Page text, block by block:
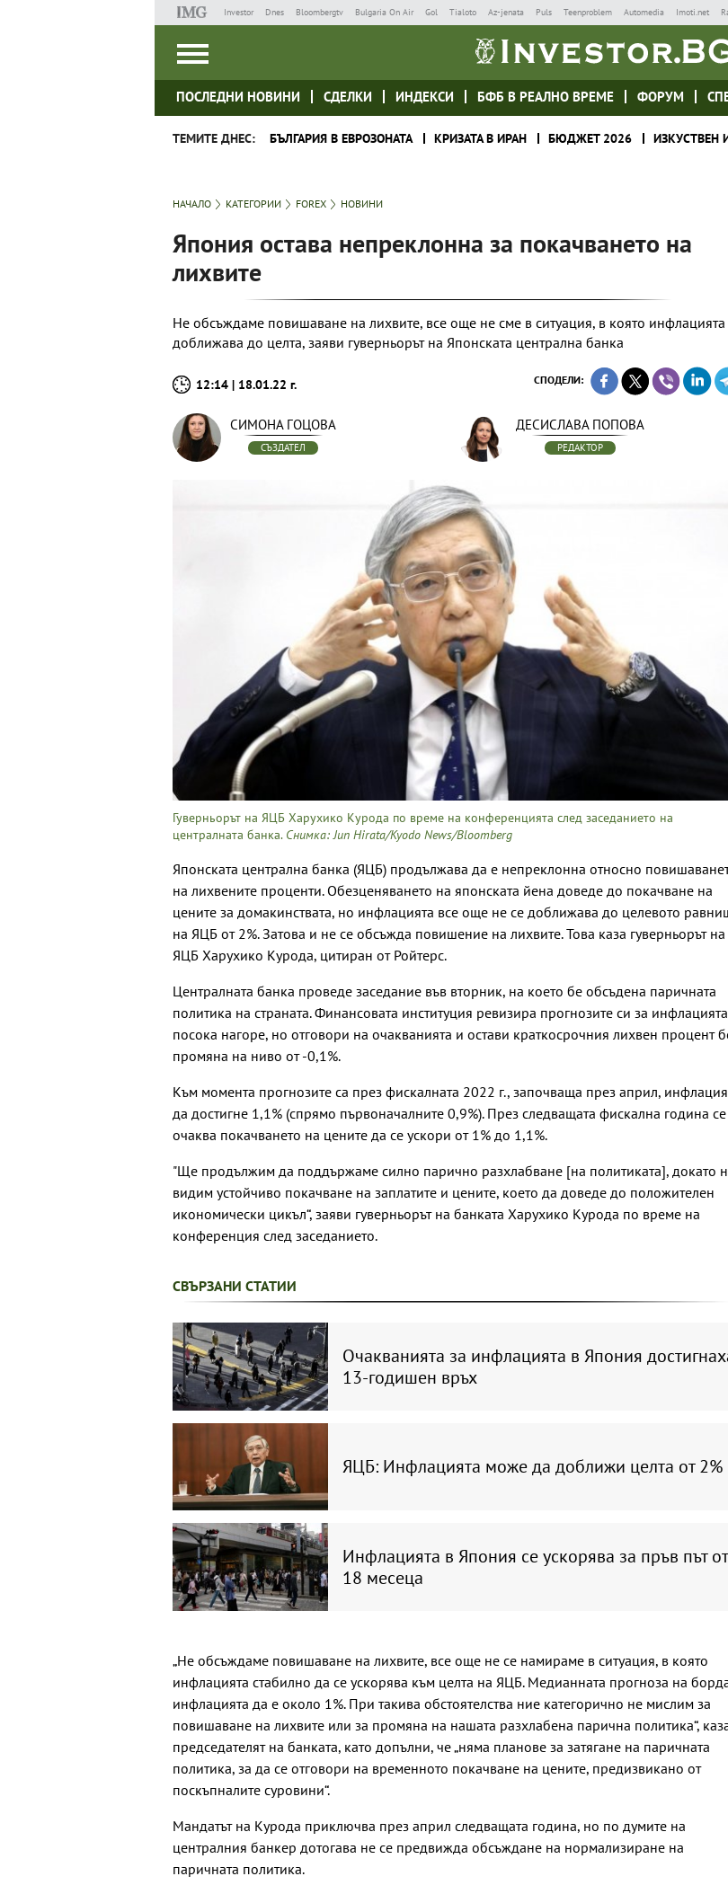
Investor Dnes Bloombergtv Bulgaria On Air Gol Tialoto Az-jenata Puls Teenproblem Automedia Imoti.net
ПОСЛЕДНИ НОВИНИ СДЕЛКИ ИНДЕКСИ БФБ В РЕАЛНО ВРЕМЕ ФОРУМ
ТЕМИТЕ ДНЕС: БЪЛГАРИЯ В ЕВРОЗОНАТА КРИЗАТА В ИРАН БЮДЖЕТ 2026 ИЗКУСТВЕН
НАЧАЛО КАТЕГОРИИ FOREX НОВИНИ
Япония остава непреклонна за покачването на
лихвите
Не обсъждаме повишаване на лихвите, все още не сме в ситуация, в която инфлацията
доближава до целта, заяви гуверньорът на Японската централна банка
12:14 | 18.01.22 г. СПОДЕЛИ:
СИМОНА ГОЦОВА
СЪЗДАТЕЛ
ДЕСИСЛАВА ПОПОВА
РЕДАКТОР
Гуверньорът на ЯЦБ Харухико Курода по време на конференцията след заседанието на
централната банка. Снимка: Jun Hirata/Kyodo News/Bloomberg
Японската централна банка (ЯЦБ) продължава да е непреклонна относно
на лихвените проценти. Обезценяването на японската йена доведе до покачване на
цените за домакинствата, но инфлацията все още не се доближава до целевото
на ЯЦБ от 2%. Затова и не се обсъжда повишение на лихвите. Това каза гуверньорът на
ЯЦБ Харухико Курода, цитиран от Ройтерс.
Централната банка проведе заседание във вторник, на което бе обсъдена паричната
политика на страната. Финансовата институция ревизира прогнозите си за
посока нагоре, но отговори на очакванията и остави краткосрочния лихвен процент
промяна на ниво от -0,1%.
Към момента прогнозите са през фискалната 2022 г., започваща през април,
да достигне 1,1% (спрямо първоначалните 0,9%). През следващата фискална година се
очаква покачването на цените да се ускори от 1% до 1,1%.
"Ще продължим да поддържаме силно парично разхлабване [на политиката], докато
видим устойчиво покачване на заплатите и цените, което да доведе до положителен
икономически цикъл“, заяви гуверньорът на банката Харухико Курода по време на
конференция след заседанието.
СВЪРЗАНИ СТАТИИ
Очакванията за инфлацията в Япония
13-годишен връх
ЯЦБ: Инфлацията може да доближи целта от 2%
Инфлацията в Япония се ускорява за пръв път от
18 месеца
„Не обсъждаме повишаване на лихвите, все още не се намираме в ситуация, в която
инфлацията стабилно да се ускорява към целта на ЯЦБ. Медианната прогноза на
инфлацията да е около 1%. При такива обстоятелства ние категорично не мислим за
повишаване на лихвите или за промяна на нашата разхлабена парична политика“,
председателят на банката, като допълни, че „няма планове за затягане на паричната
политика, за да се отговори на временното покачване на цените, предизвикано от
поскъпналите суровини“.
Мандатът на Курода приключва през април следващата година, но по думите на
централния банкер дотогава не се предвижда обсъждане на нормализиране на
паричната политика.